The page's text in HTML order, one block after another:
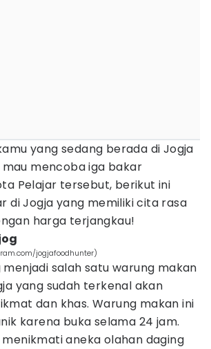
yang sedang berada di Jogja
mencoba iga bakar
Pelajar tersebut, berikut ini
di Jogja yang memiliki cita rasa
harga terjangkau!
jogjafoodhunter)
menjadi salah satu warung makan
yang sudah terkenal akan
dan khas. Warung makan ini
karena buka selama 24 jam.
menikmati aneka olahan daging